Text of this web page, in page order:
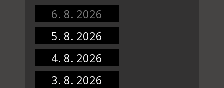
6. 8. 2026
5. 8. 2026
4. 8. 2026
3. 8. 2026